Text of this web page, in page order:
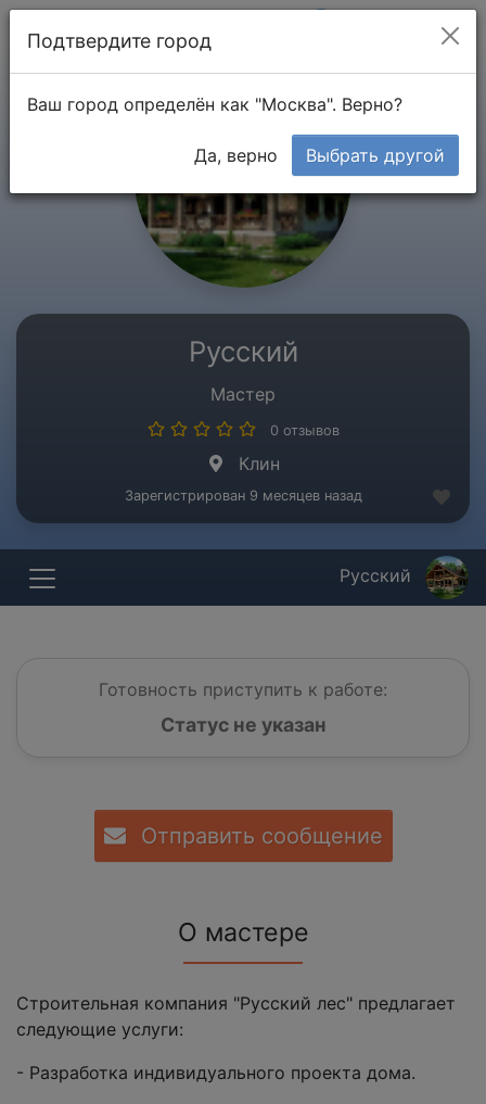
Русский
Мастер
0 отзывов
Клин
Зарегистрирован 9 месяцев назад
Русский
Готовность приступить к работе:
Статус не указан
Отправить сообщение
О мастере
Строительная компания "Русский лес" предлагает
следующие услуги:
- Разработка индивидуального проекта дома.
Подтвердите город
Ваш город определён как "Москва". Верно?
Да, верно Выбрать другой